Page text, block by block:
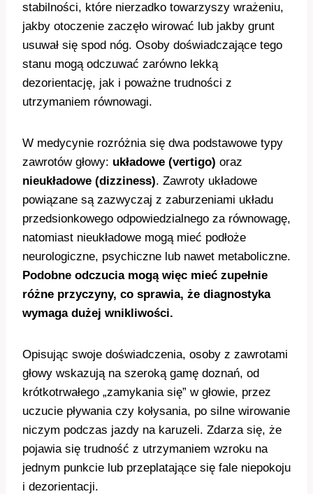
stabilności, które nierzadko towarzyszy wrażeniu,
jakby otoczenie zaczęło wirować lub jakby grunt
usuwał się spod nóg. Osoby doświadczające tego
stanu mogą odczuwać zarówno lekką
dezorientację, jak i poważne trudności z
utrzymaniem równowagi.
W medycynie rozróżnia się dwa podstawowe typy
zawrotów głowy: układowe (vertigo) oraz
nieukładowe (dizziness). Zawroty układowe
powiązane są zazwyczaj z zaburzeniami układu
przedsionkowego odpowiedzialnego za równowagę,
natomiast nieukładowe mogą mieć podłoże
neurologiczne, psychiczne lub nawet metaboliczne.
Podobne odczucia mogą więc mieć zupełnie
różne przyczyny, co sprawia, że diagnostyka
wymaga dużej wnikliwości.
Opisując swoje doświadczenia, osoby z zawrotami
głowy wskazują na szeroką gamę doznań, od
krótkotrwałego „zamykania się” w głowie, przez
uczucie pływania czy kołysania, po silne wirowanie
niczym podczas jazdy na karuzeli. Zdarza się, że
pojawia się trudność z utrzymaniem wzroku na
jednym punkcie lub przeplatające się fale niepokoju
i dezorientacji.